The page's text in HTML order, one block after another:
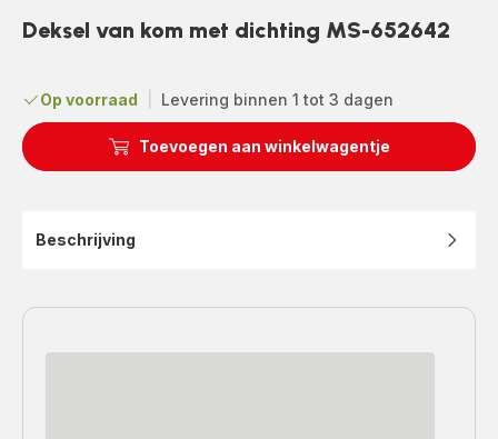
Deksel van kom met dichting MS-652642
Op voorraad Levering binnen 1 tot 3 dagen
Toevoegen aan winkelwagentje
Beschrijving